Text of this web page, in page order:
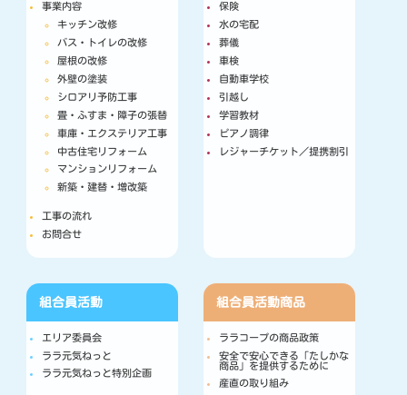
事業内容
キッチン改修
バス・トイレの改修
屋根の改修
外壁の塗装
シロアリ予防工事
畳・ふすま・障子の張替
車庫・エクステリア工事
中古住宅リフォーム
マンションリフォーム
新築・建替・増改築
工事の流れ
お問合せ
保険
水の宅配
葬儀
車検
自動車学校
引越し
学習教材
ピアノ調律
レジャーチケット／提携割引
組合員活動
エリア委員会
ララ元気ねっと
ララ元気ねっと特別企画
組合員活動商品
ララコープの商品政策
安全で安心できる「たしかな
商品」を提供するために
産直の取り組み